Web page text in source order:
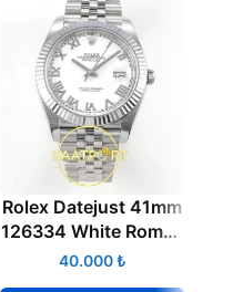
Rolex Datejust 41mm
126334 White Roman
Dial Jubilee VSF V3
₺